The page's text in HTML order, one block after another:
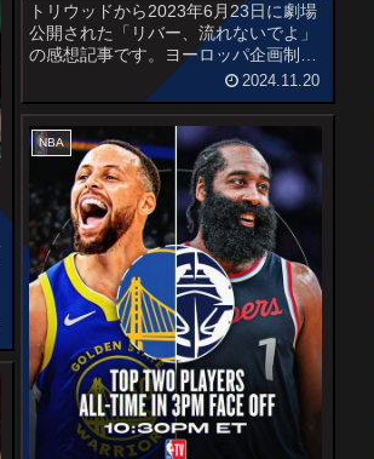
トリウッドから2023年6月23日に劇場
公開された「リバー、流れないでよ」
の感想記事です。ヨーロッパ企画制作
によるオリジナル長編映画で、『ドロ
ステのはてで僕ら』(2020)に続く第2
弾。オススメ度あらすじ＆予告編冬の
京都、貴船にある老舗料理...
2024.11.20
NBA